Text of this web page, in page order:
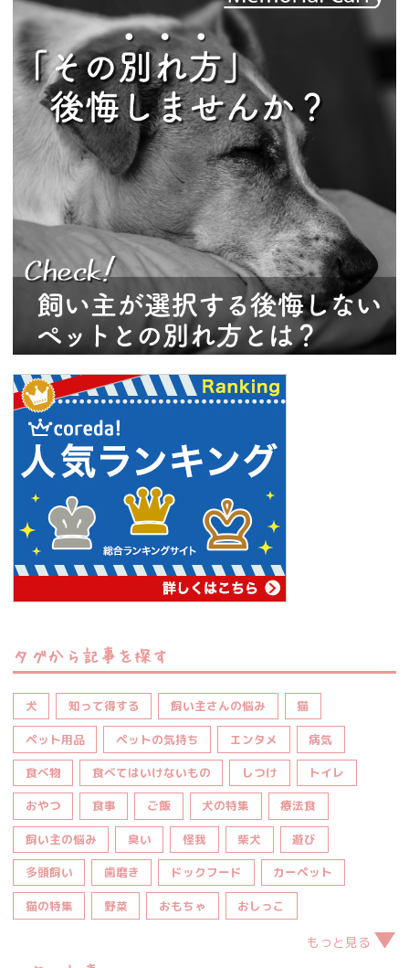
タグから記事を探す
犬 知って得する 飼い主さんの悩み 猫
ペット用品 ペットの気持ち エンタメ 病気
食べ物 食べてはいけないもの しつけ トイレ
おやつ 食事 ご飯 犬の特集 療法食
飼い主の悩み 臭い 怪我 柴犬 遊び
多頭飼い 歯磨き ドックフード カーペット
猫の特集 野菜 おもちゃ おしっこ
もっと見る